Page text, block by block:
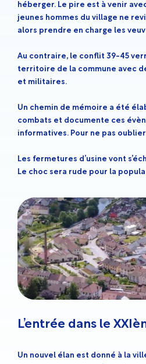
héberger. Le pire est à venir
jeunes hommes du village ne
alors prendre en charge les
Au contraire, le conflit 39-45
territoire de la commune avec
et militaires.
Un chemin de mémoire a été
combats et documente ces
informatives. Pour ne pas
Les fermetures d’usine vont
Le choc sera rude pour la
L’entrée dans le
Un nouvel élan est donné à la